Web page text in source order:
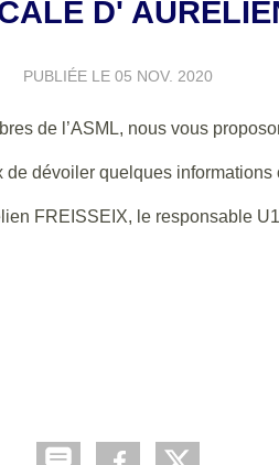
D'
PUBLIÉE LE 05 NOV. 2020
de l’ASML, nous vous
de dévoiler quelques informations
FREISSEIX, le responsable